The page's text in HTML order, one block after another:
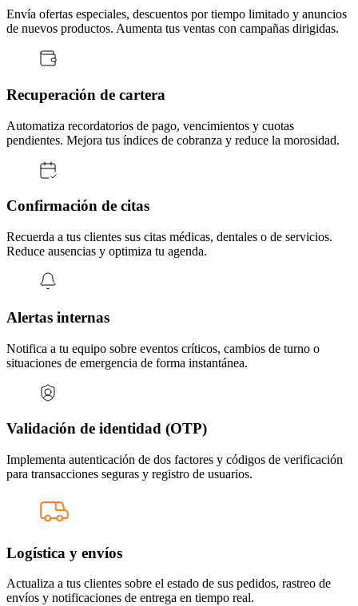
Envía ofertas especiales, descuentos por tiempo limitado y anuncios
de nuevos productos. Aumenta tus ventas con campañas dirigidas.
Recuperación de cartera
Automatiza recordatorios de pago, vencimientos y cuotas
pendientes. Mejora tus índices de cobranza y reduce la morosidad.
Confirmación de citas
Recuerda a tus clientes sus citas médicas, dentales o de servicios.
Reduce ausencias y optimiza tu agenda.
Alertas internas
Notifica a tu equipo sobre eventos críticos, cambios de turno o
situaciones de emergencia de forma instantánea.
Validación de identidad (OTP)
Implementa autenticación de dos factores y códigos de verificación
para transacciones seguras y registro de usuarios.
Logística y envíos
Actualiza a tus clientes sobre el estado de sus pedidos, rastreo de
envíos y notificaciones de entrega en tiempo real.